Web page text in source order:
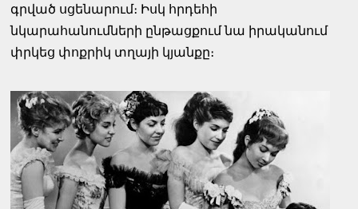
գրված սցենարում։ Իսկ հրդեհի
նկարահանումների ընթացքում նա իրականում
փրկեց փոքրիկ տղայի կյանքը։